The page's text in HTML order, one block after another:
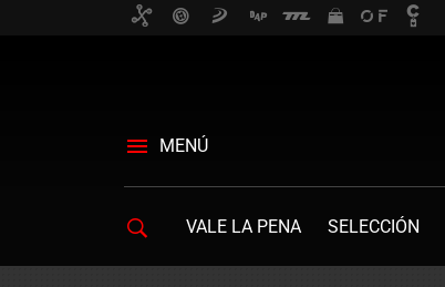
MENÚ
VALE LA PENA SELECCIÓN